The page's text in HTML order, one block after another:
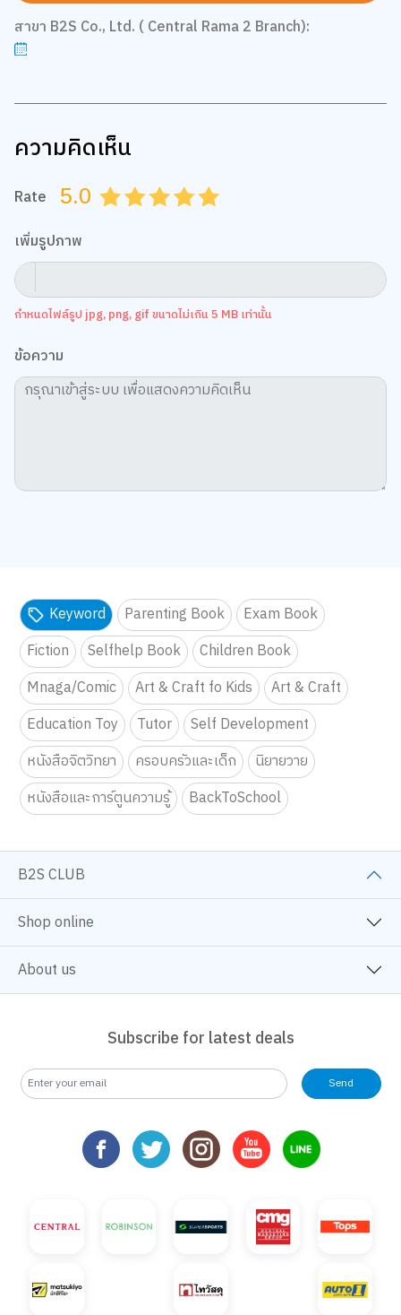
สาขา B2S Co., Ltd. ( Central Rama 2 Branch):
ความคิดเห็น
Rate 5.0 4.5
4.0
3.5
3.0
2.5
2.0
1.5
1.0
0.5
เพิ่มรูปภาพ
กำหนดไฟล์รูป jpg, png, gif ขนาดไม่เกิน 5 MB เท่านั้น
ข้อความ
Keyword Parenting Book
Exam Book
Fiction
Selfhelp Book
Children Book
Mnaga/Comic
Art & Craft fo Kids
Art & Craft
Education Toy
Tutor
Self Development
หนังสือจิตวิทยา
ครอบครัวและเด็ก
นิยายวาย
หนังสือและการ์ตูนความรู้
BackToSchool
B2S CLUB
Shop online
About us
Subscribe for latest deals
Send